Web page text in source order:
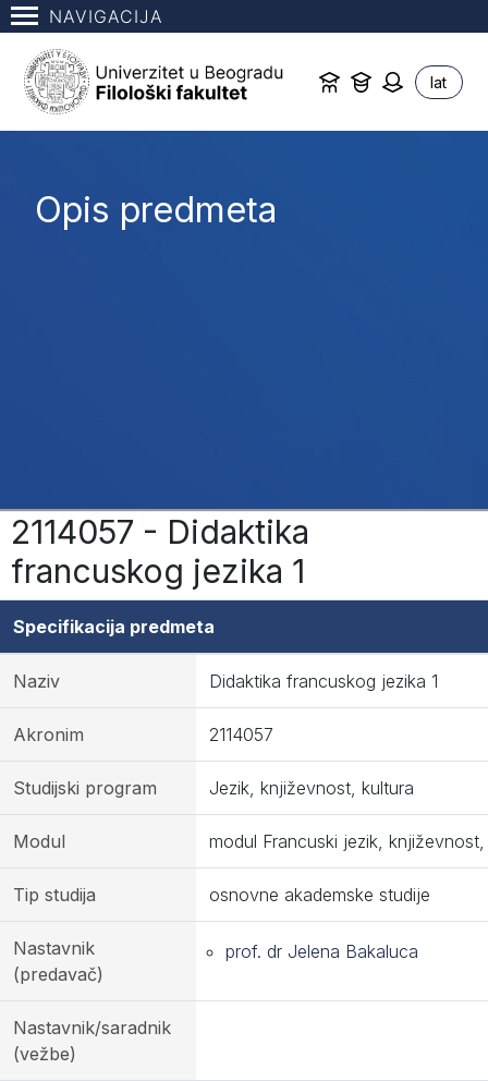
NAVIGACIJA
lat
Opis predmeta
2114057 - Didaktika
francuskog jezika 1
Specifikacija predmeta
Naziv Didaktika francuskog jezika 1
Akronim 2114057
Studijski program Jezik, književnost, kultura
Modul modul Francuski jezik,
Tip studija osnovne akademske studije
Nastavnik
(predavač)
prof. dr Jelena Bakaluca
Nastavnik/saradnik
(vežbe)